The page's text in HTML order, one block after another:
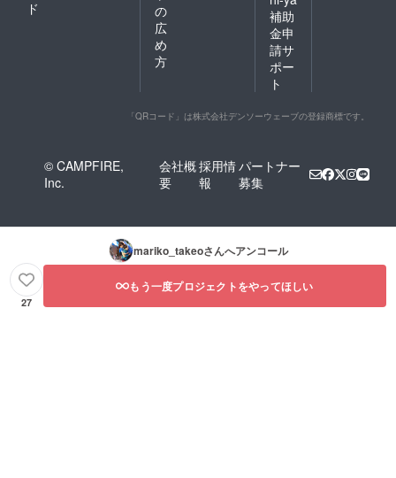
ド
の
広
め
方
補助
金申
請サ
ポー
ト
「QRコード」は株式会社デンソーウェーブの登録商標です。
© CAMPFIRE,
Inc.
会社概
要
採用情
報
パートナー
募集
mariko_takeoさんへアンコール
27
もう一度プロジェクトをやってほしい